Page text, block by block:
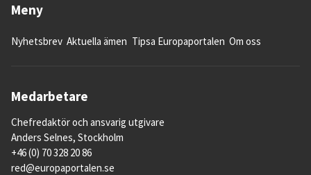
Meny
Nyhetsbrev Aktuella ämen Tipsa Europaportalen Om oss
Medarbetare
Chefredaktör och ansvarig utgivare
Anders Selnes, Stockholm
+46 (0) 70 328 20 86
red@europaportalen.se